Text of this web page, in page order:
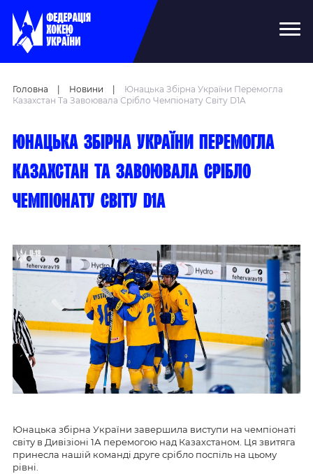
Головна Новини
Юнацька Збірна України Перемогла
Казахстан Та Завоювала Срібло Чемпіонату Світу D1A
Юнацька збірна України перемогла
Казахстан та завоювала срібло
чемпіонату світу D1A
Юнацька збірна України завершила виступи на чемпіонаті
світу в Дивізіоні 1А перемогою над Казахстаном. Ця звитяга
принесла нашій команді друге срібло поспіль на цьому
рівні.